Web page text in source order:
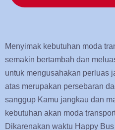
Menyimak kebutuhan moda
semakin bertambah dan
untuk mengusahakan perluas
atas merupakan persebaran
sanggup Kamu jangkau dan
kebutuhan akan moda
Dikarenakan waktu Happy